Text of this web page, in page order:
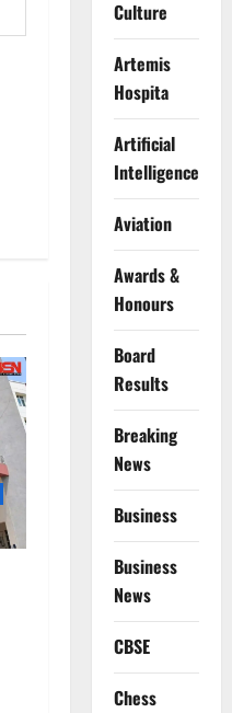
Culture
Artemis
Hospita
Artificial
Intelligence
Aviation
Awards &
Honours
Board
Results
Breaking
News
Business
Business
News
CBSE
Chess